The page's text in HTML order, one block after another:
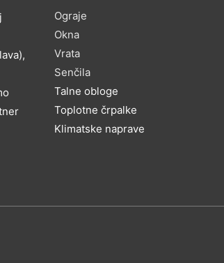
Ograje
Okna
Vrata
Senčila
Talne obloge
Toplotne črpalke
Klimatske naprave